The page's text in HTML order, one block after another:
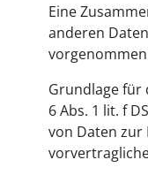
Eine
anderen
Grundlage für
6 Abs. 1 lit. f
von Daten zur